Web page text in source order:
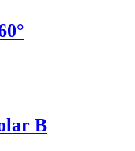
B